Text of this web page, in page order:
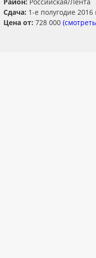
Сдача: 1-е полугодие 2016
Цена от: 728 000